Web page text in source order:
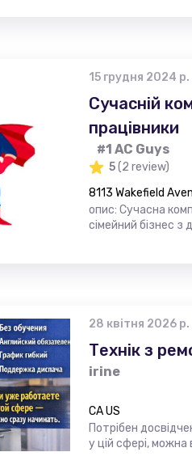
15 грудня 2024
Сучасній
працівники
#1 AC Guys
5(2 review)
8113 Wakefield
опис: Сучасна
сімейний бізнес
28 квітня 2026 р.
Технік з
irine
CA US
Потрібен
у цій сфері,